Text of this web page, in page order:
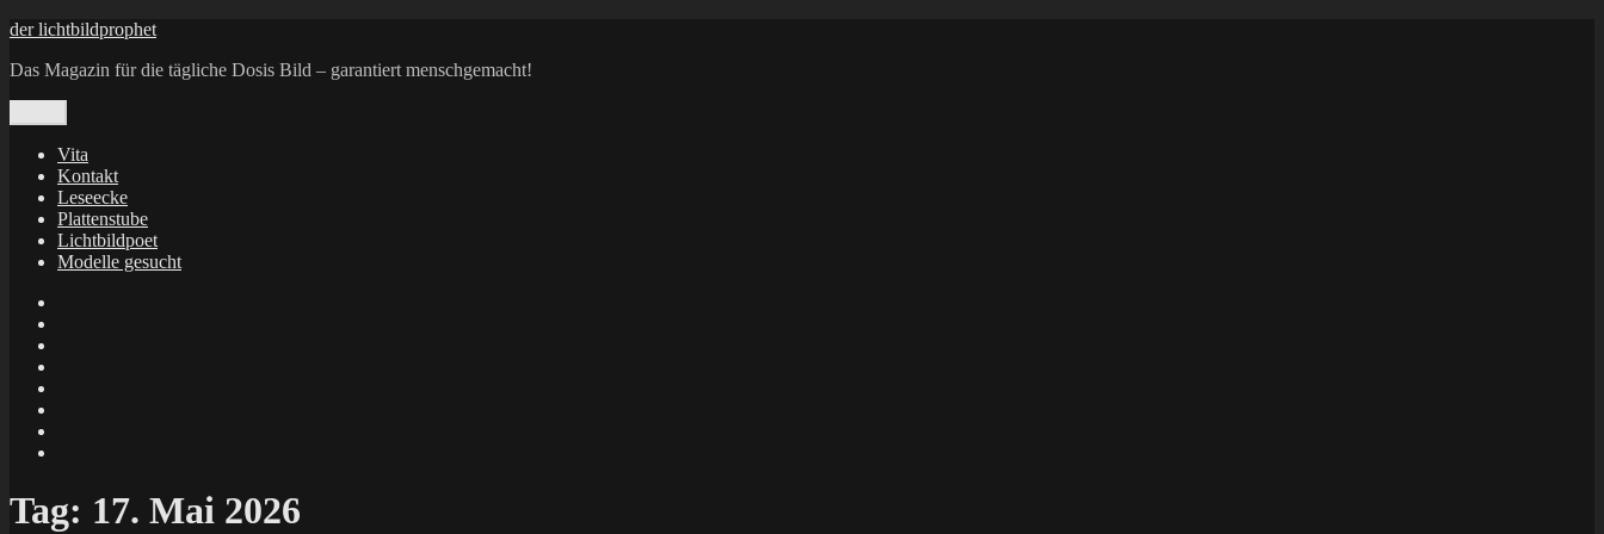
Zum
springen
der lichtbildprophet
Das Magazin für die tägliche Dosis Bild – garantiert menschgemacht!
Vita
Kontakt
Leseecke
Plattenstube
Lichtbildpoet
Modelle gesucht
Tag: 17. Mai 2026